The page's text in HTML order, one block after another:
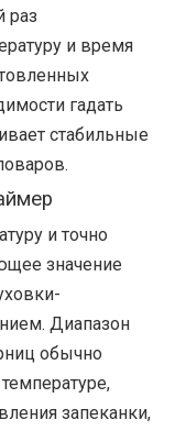
раз
и время
гадать
стабильные
и точно
значение
Диапазон
обычно
запеканки,